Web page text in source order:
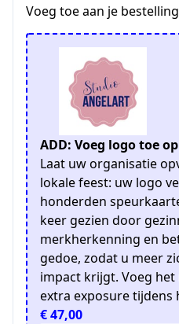
Voeg toe aan je bestelling
ADD: Voeg logo toe
Laat uw organisatie
lokale feest: uw logo
honderden
keer gezien door
merkherkenning en
gedoe, zodat u meer
impact krijgt. Voeg
extra exposure tijdens
€ 47,00